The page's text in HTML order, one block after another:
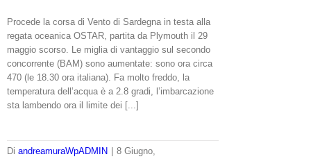
Procede la corsa di Vento di Sardegna in testa alla
regata oceanica OSTAR, partita da Plymouth il 29
maggio scorso. Le miglia di vantaggio sul secondo
concorrente (BAM) sono aumentate: sono ora circa
470 (le 18.30 ora italiana). Fa molto freddo, la
temperatura dell’acqua è a 2.8 gradi, l’imbarcazione
sta lambendo ora il limite dei [...]
Di andreamuraWpADMIN
8 Giugno,